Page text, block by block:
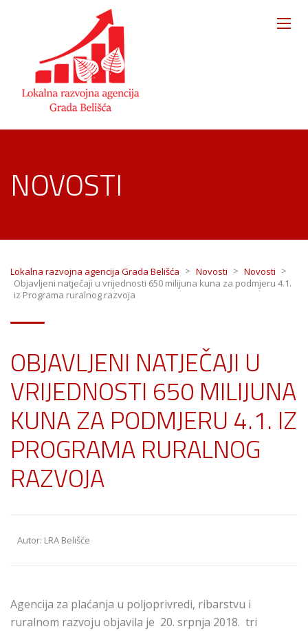
NOVOSTI
Lokalna razvojna agencija Grada Belišća > Novosti > Novosti >
Objavljeni natječaji u vrijednosti 650 milijuna kuna za podmjeru 4.1.
iz Programa ruralnog razvoja
OBJAVLJENI NATJEČAJI U
VRIJEDNOSTI 650 MILIJUNA
KUNA ZA PODMJERU 4.1. IZ
PROGRAMA RURALNOG
RAZVOJA
Autor: LRA Belišće
Agencija za plaćanja u poljoprivredi, ribarstvu i
ruralnom razvoju objavila je 20. srpnja 2018. tri